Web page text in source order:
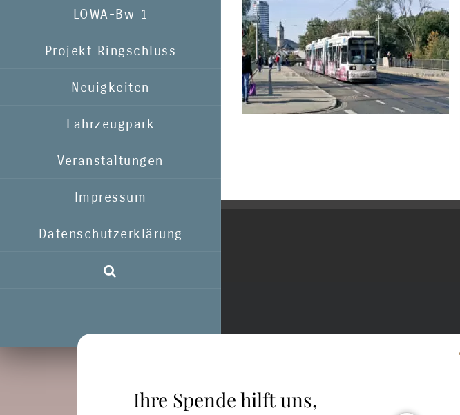
LOWA-Bw 1
Projekt Ringschluss
Neuigkeiten
Fahrzeugpark
Veranstaltungen
Impressum
Datenschutzerklärung
Ihre Spende hilft uns,